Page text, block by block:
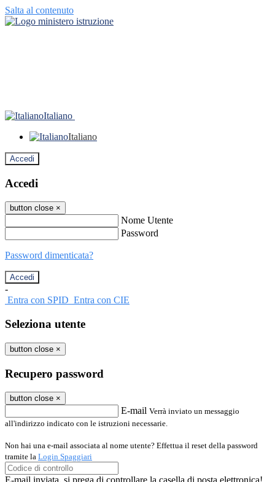
Salta al contenuto
Italiano
Italiano
Accedi
Accedi
button close ×
Nome Utente
Password
Password dimenticata?
-
Entra con SPID Entra con CIE
Seleziona utente
button close ×
Recupero password
button close ×
E-mail Verrà inviato un messaggio
all'indirizzo indicato con le istruzioni necessarie.
Non hai una e-mail associata al nome utente? Effettua il reset della password
tramite la Login Spaggiari